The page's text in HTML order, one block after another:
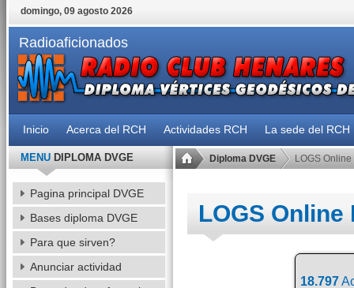
domingo, 09 agosto 2026
Radioaficionados
Inicio Acerca del RCH Actividades RCH La sede del RCH
Diploma DVGE LOGS Online
LOGS Online
18.797
MENUDIPLOMA DVGE
Pagina principal DVGE
Bases diploma DVGE
Para que sirven?
Anunciar actividad